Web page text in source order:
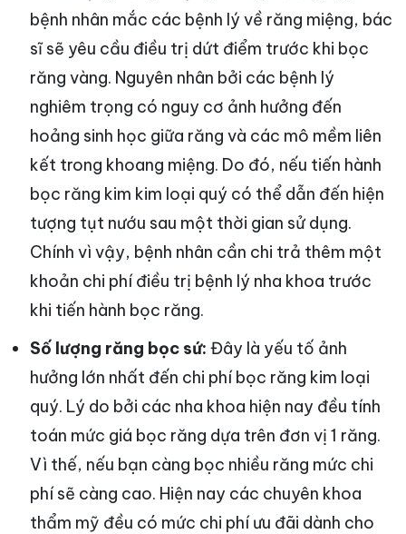
bệnh nhân mắc các bệnh lý về răng miệng, bác
sĩ sẽ yêu cầu điều trị dứt điểm trước khi bọc
răng vàng. Nguyên nhân bởi các bệnh lý
nghiêm trọng có nguy cơ ảnh hưởng đến
hoảng sinh học giữa răng và các mô mềm liên
kết trong khoang miệng. Do đó, nếu tiến hành
bọc răng kim kim loại quý có thể dẫn đến hiện
tượng tụt nướu sau một thời gian sử dụng.
Chính vì vậy, bệnh nhân cần chi trả thêm một
khoản chi phí điều trị bệnh lý nha khoa trước
khi tiến hành bọc răng.
Số lượng răng bọc sứ: Đây là yếu tố ảnh
hưởng lớn nhất đến chi phí bọc răng kim loại
quý. Lý do bởi các nha khoa hiện nay đều tính
toán mức giá bọc răng dựa trên đơn vị 1 răng.
Vì thế, nếu bạn càng bọc nhiều răng mức chi
phí sẽ càng cao. Hiện nay các chuyên khoa
thẩm mỹ đều có mức chi phí ưu đãi dành cho